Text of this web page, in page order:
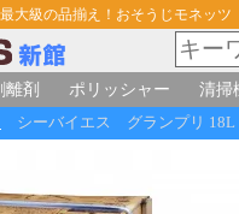
大級の品揃え！おそうじモネッツ
離剤 ポリッシャー 清掃
シーバイエス グランプリ